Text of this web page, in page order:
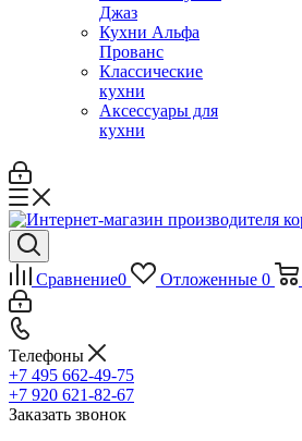
Джаз
Кухни Альфа
Прованс
Классические
кухни
Аксессуары для
кухни
Сравнение0 Отложенные 0
Телефоны
+7 495 662-49-75
+7 920 621-82-67
Заказать звонок